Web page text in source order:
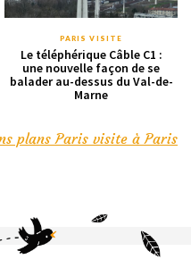
PARIS VISITE
Le téléphérique Câble C1 :
une nouvelle façon de se
balader au-dessus du Val-de-
Marne
plans Paris visite à Paris